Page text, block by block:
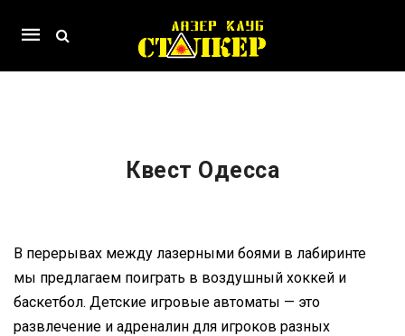
Mobile
navigation
Квест Одесса
В перерывах между лазерными боями в лабиринте
мы предлагаем поиграть в воздушный хоккей и
баскетбол. Детские игровые автоматы — это
развлечение и адреналин для игроков разных